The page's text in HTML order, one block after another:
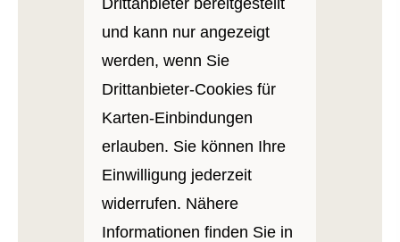
Drittanbieter bereitgestellt
und kann nur angezeigt
werden, wenn Sie
Drittanbieter-Cookies für
Karten-Einbindungen
erlauben. Sie können Ihre
Einwilligung jederzeit
widerrufen. Nähere
Informationen finden Sie in